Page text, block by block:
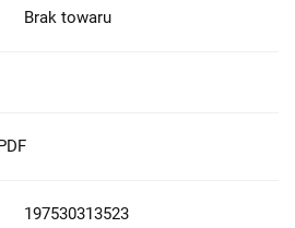
Brak towaru
197530313523